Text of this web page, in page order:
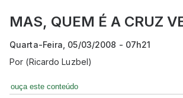
MAS, QUEM É A CRUZ
Quarta-Feira, 05/03/2008 - 07h21
Por (Ricardo Luzbel)
ouça este conteúdo